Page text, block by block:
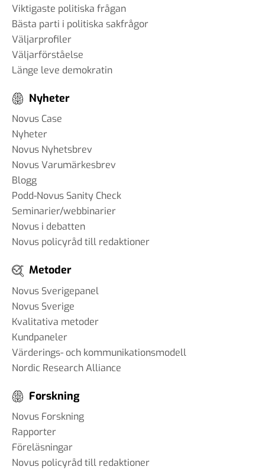
Viktigaste politiska frågan
Bästa parti i politiska sakfrågor
Väljarprofiler
Väljarförståelse
Länge leve demokratin
Nyheter
Novus Case
Nyheter
Novus Nyhetsbrev
Novus Varumärkesbrev
Blogg
Podd-Novus Sanity Check
Seminarier/webbinarier
Novus i debatten
Novus policyråd till redaktioner
Metoder
Novus Sverigepanel
Novus Sverige
Kvalitativa metoder
Kundpaneler
Värderings- och kommunikationsmodell
Nordic Research Alliance
Forskning
Novus Forskning
Rapporter
Föreläsningar
Novus policyråd till redaktioner